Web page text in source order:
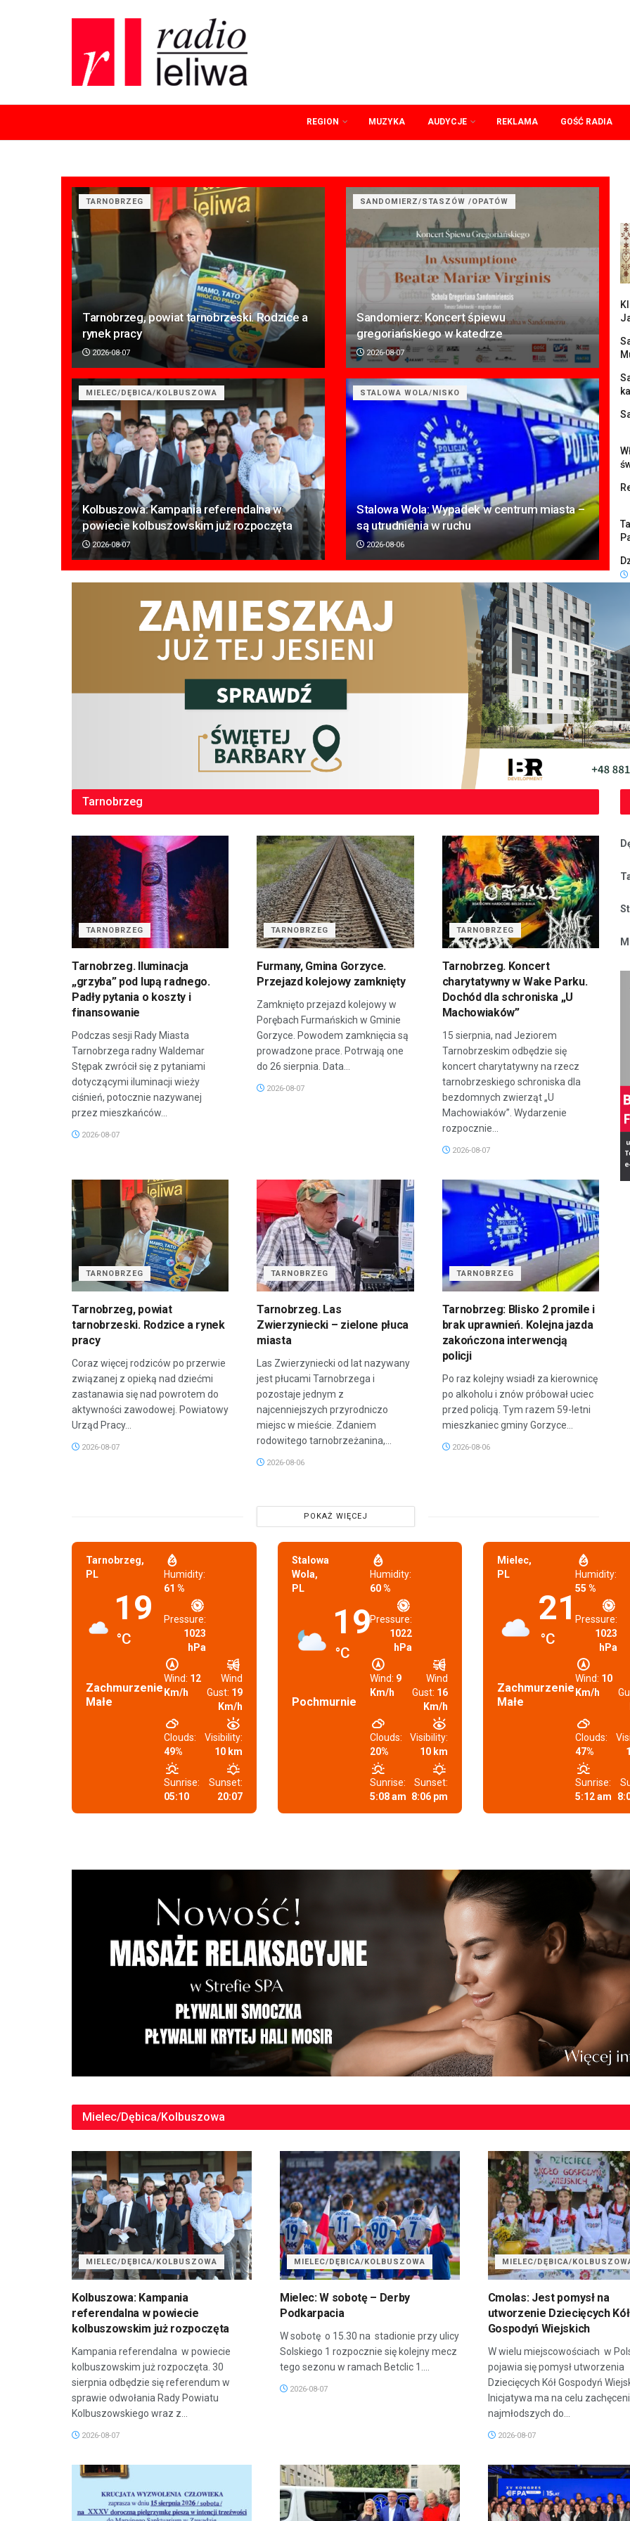
REGION MUZYKA AUDYCJE REKLAMA GOŚĆ RADIA
TARNOBRZEG
Tarnobrzeg, powiat tarnobrzeski. Rodzice a
rynek pracy
2026-08-07
SANDOMIERZ/STASZÓW /OPATÓW
Sandomierz: Koncert śpiewu
gregoriańskiego w katedrze
2026-08-07
MIELEC/DĘBICA/KOLBUSZOWA
Kolbuszowa: Kampania referendalna w
powiecie kolbuszowskim już rozpoczęta
2026-08-07
STALOWA WOLA/NISKO
Stalowa Wola: Wypadek w centrum miasta –
są utrudnienia w ruchu
2026-08-06
Tarnobrzeg
TARNOBRZEG
Tarnobrzeg. Iluminacja
„grzyba” pod lupą radnego.
Padły pytania o koszty i
finansowanie
Podczas sesji Rady Miasta
Tarnobrzega radny Waldemar
Stępak zwrócił się z pytaniami
dotyczącymi iluminacji wieży
ciśnień, potocznie nazywanej
przez mieszkańców...
2026-08-07
TARNOBRZEG
Furmany, Gmina Gorzyce.
Przejazd kolejowy zamknięty
Zamknięto przejazd kolejowy w
Porębach Furmańskich w Gminie
Gorzyce. Powodem zamknięcia są
prowadzone prace. Potrwają one
do 26 sierpnia. Data...
2026-08-07
TARNOBRZEG
Tarnobrzeg. Koncert
charytatywny w Wake Parku.
Dochód dla schroniska „U
Machowiaków”
15 sierpnia, nad Jeziorem
Tarnobrzeskim odbędzie się
koncert charytatywny na rzecz
tarnobrzeskiego schroniska dla
bezdomnych zwierząt „U
Machowiaków”. Wydarzenie
rozpocznie...
2026-08-07
TARNOBRZEG
Tarnobrzeg, powiat
tarnobrzeski. Rodzice a rynek
pracy
Coraz więcej rodziców po przerwie
związanej z opieką nad dziećmi
zastanawia się nad powrotem do
aktywności zawodowej. Powiatowy
Urząd Pracy...
2026-08-07
TARNOBRZEG
Tarnobrzeg. Las
Zwierzyniecki – zielone płuca
miasta
Las Zwierzyniecki od lat nazywany
jest płucami Tarnobrzega i
pozostaje jednym z
najcenniejszych przyrodniczo
miejsc w mieście. Zdaniem
rodowitego tarnobrzeżanina,...
2026-08-06
TARNOBRZEG
Tarnobrzeg: Blisko 2 promile i
brak uprawnień. Kolejna jazda
zakończona interwencją
policji
Po raz kolejny wsiadł za kierownicę
po alkoholu i znów próbował uciec
przed policją. Tym razem 59-letni
mieszkaniec gminy Gorzyce...
2026-08-06
POKAŻ WIĘCEJ
Tarnobrzeg,
PL
19
°C
Zachmurzenie
Małe
Humidity:
61 %
Pressure:
1023
hPa
Wind: 12
Km/h
Wind
Gust: 19
Km/h
Clouds:
49%
Visibility:
10 km
Sunrise:
05:10
Sunset:
20:07
Stalowa
Wola,
PL
19
°C
Pochmurnie
Humidity:
60 %
Pressure:
1022
hPa
Wind: 9
Km/h
Wind
Gust: 16
Km/h
Clouds:
20%
Visibility:
10 km
Sunrise:
5:08 am
Sunset:
8:06 pm
Mielec,
PL
21
°C
Zachmurzenie
Małe
Humidity:
55 %
Pressure:
1023
hPa
Wind: 10
Km/h
Clouds:
47%
Sunrise:
5:12 am
Mielec/Dębica/Kolbuszowa
MIELEC/DĘBICA/KOLBUSZOWA
Kolbuszowa: Kampania
referendalna w powiecie
kolbuszowskim już rozpoczęta
Kampania referendalna w powiecie
kolbuszowskim już rozpoczęta. 30
sierpnia odbędzie się referendum w
sprawie odwołania Rady Powiatu
Kolbuszowskiego wraz z...
2026-08-07
MIELEC/DĘBICA/KOLBUSZOWA
Mielec: W sobotę – Derby
Podkarpacia
W sobotę o 15.30 na stadionie przy ulicy
Solskiego 1 rozpocznie się kolejny mecz
tego sezonu w ramach Betclic 1....
2026-08-07
MIELEC/DĘBICA/
Cmolas: Jest pomysł na
utworzenie Dziecięcych Kół
Gospodyń Wiejskich
W wielu miejscowościach w
pojawia się pomysł utworzenia
Dziecięcych Kół Gospodyń
Inicjatywa ma na celu
najmłodszych do...
2026-08-07